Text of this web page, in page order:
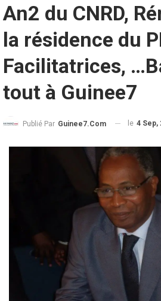
An2 du CNRD,
la résidence du
Facilitatrices,
tout à Guinee7
Publié Par Guinee7.com le 4 Sep,